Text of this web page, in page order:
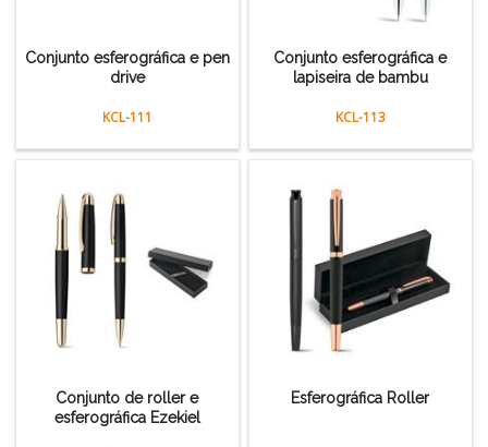
Conjunto esferográfica e pen
drive
KCL-111
Conjunto esferográfica e
lapiseira de bambu
KCL-113
Conjunto de roller e
esferográfica Ezekiel
Esferográfica Roller